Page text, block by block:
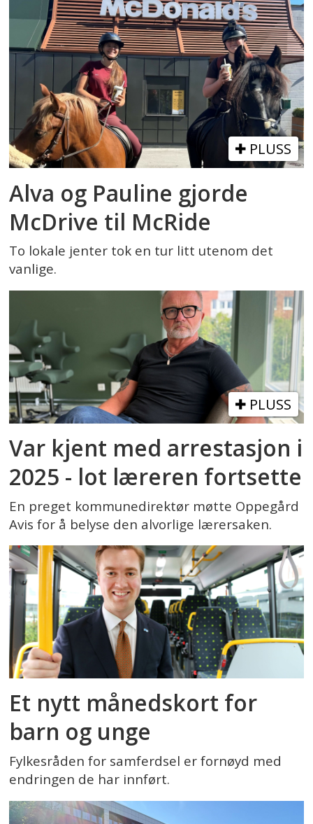
PLUSS
Alva og Pauline gjorde
McDrive til McRide
To lokale jenter tok en tur litt utenom det
vanlige.
PLUSS
Var kjent med arrestasjon i
2025 - lot læreren fortsette
En preget kommunedirektør møtte Oppegård
Avis for å belyse den alvorlige lærersaken.
Et nytt månedskort for
barn og unge
Fylkesråden for samferdsel er fornøyd med
endringen de har innført.